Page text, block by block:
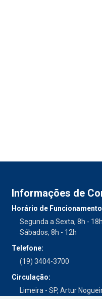
Informações de
Horário de
Segunda a Sexta, 8h - 18h
Sábados, 8h - 12h
Telefone:
(19) 3404-3700
Circulação:
Limeira - SP, Artur